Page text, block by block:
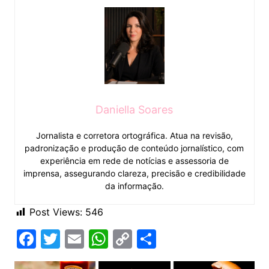
Daniella Soares
Jornalista e corretora ortográfica. Atua na revisão,
padronização e produção de conteúdo jornalístico, com
experiência em rede de notícias e assessoria de
imprensa, assegurando clareza, precisão e credibilidade
da informação.
Post Views: 546
F
a
T
w
E
m
W
h
C
o
C
o